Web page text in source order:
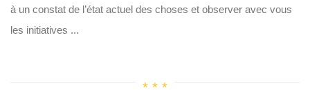
à un constat de l’état actuel des choses et observer avec vous
les initiatives ...